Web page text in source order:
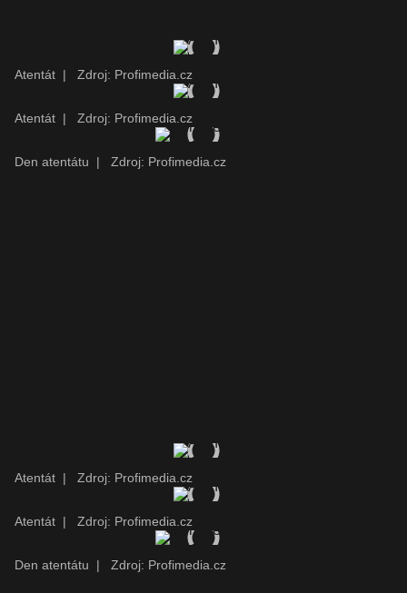
Atentát | Zdroj: Profimedia.cz
Atentát | Zdroj: Profimedia.cz
Den atentátu | Zdroj: Profimedia.cz
Atentát | Zdroj: Profimedia.cz
Atentát | Zdroj: Profimedia.cz
Den atentátu | Zdroj: Profimedia.cz